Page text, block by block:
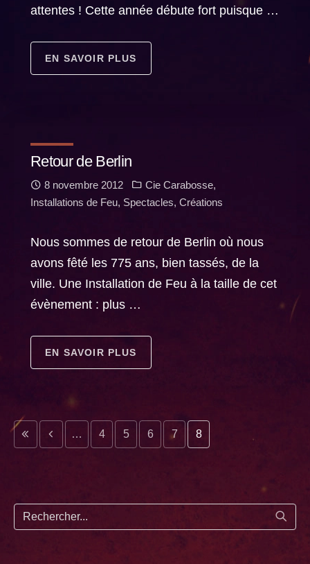
attentes ! Cette année débute fort puisque …
EN SAVOIR PLUS
Retour de Berlin
8 novembre 2012 Cie Carabosse,
Installations de Feu, Spectacles, Créations
Nous sommes de retour de Berlin où nous
avons fêté les 775 ans, bien tassés, de la
ville. Une Installation de Feu à la taille de cet
évènement : plus …
EN SAVOIR PLUS
précédente
page précédente
… 4 5 6 7 8